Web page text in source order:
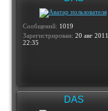
Сообщений: 1019
Зарегистрирован: 20 авг 2011,
22:35
DAS